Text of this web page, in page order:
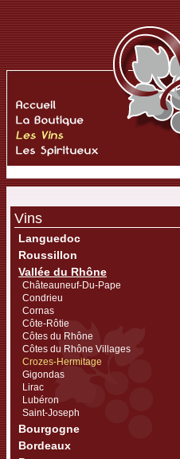
Vins
Languedoc
Roussillon
Vallée du Rhône
Châteauneuf-Du-Pape
Condrieu
Cornas
Côte-Rôtie
Côtes du Rhône
Côtes du Rhône Villages
Crozes-Hermitage
Gigondas
Lirac
Lubéron
Saint-Joseph
Bourgogne
Bordeaux